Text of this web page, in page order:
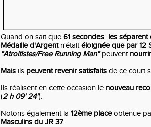
Quand on sait que 61 secondes les séparent
Médaille d'Argentn'étaitéloignée que par 12
"Atroitistes/Free Running Man"peuvent
Mais ils peuvent revenir satisfaits de ce court
Ils réalisent en cette occasion le nouveau
(2 h 09' 24").
Notons également la 12ème placeobtenue
Masculins du JR 37.